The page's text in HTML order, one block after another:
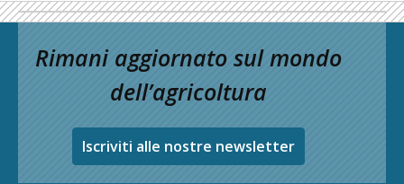
Rimani aggiornato sul mondo
dell’agricoltura
Iscriviti alle nostre newsletter